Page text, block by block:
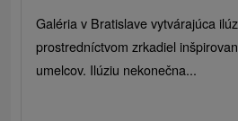
Galéria v Bratislave vytvárajúca
prostredníctvom zrkadiel
umelcov. Ilúziu nekonečna...